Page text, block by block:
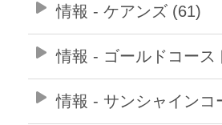
情報 - ケアンズ (61)
情報 - ゴールドコース
情報 - サンシャインコ